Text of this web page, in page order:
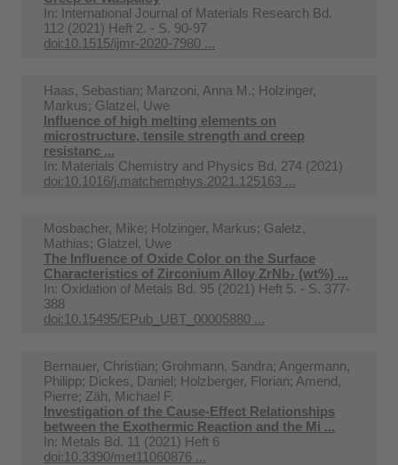
In: International Journal of Materials Research Bd.
112 (2021) Heft 2. - S. 90-97
doi:10.1515/ijmr-2020-7980 ...
Haas, Sebastian; Manzoni, Anna M.; Holzinger,
Markus; Glatzel, Uwe
Influence of high melting elements on
microstructure, tensile strength and creep
resistanc ...
In: Materials Chemistry and Physics Bd. 274 (2021)
doi:10.1016/j.matchemphys.2021.125163 ...
Mosbacher, Mike; Holzinger, Markus; Galetz,
Mathias; Glatzel, Uwe
The Influence of Oxide Color on the Surface
Characteristics of Zirconium Alloy ZrNb₇ (wt%) ...
In: Oxidation of Metals Bd. 95 (2021) Heft 5. - S. 377-
388
doi:10.15495/EPub_UBT_00005880 ...
Bernauer, Christian; Grohmann, Sandra; Angermann,
Philipp; Dickes, Daniel; Holzberger, Florian; Amend,
Pierre; Zäh, Michael F.
Investigation of the Cause-Effect Relationships
between the Exothermic Reaction and the Mi ...
In: Metals Bd. 11 (2021) Heft 6
doi:10.3390/met11060876 ...